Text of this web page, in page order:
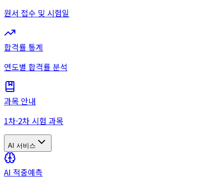
원서 접수 및 시험일
합격률 통계
연도별 합격률 분석
과목 안내
1차·2차 시험 과목
AI 서비스
AI 적중예측